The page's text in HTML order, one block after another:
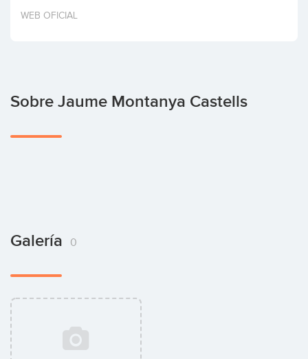
Invertir
WEB OFICIAL
Sobre Jaume Montanya Castells
Galería 0